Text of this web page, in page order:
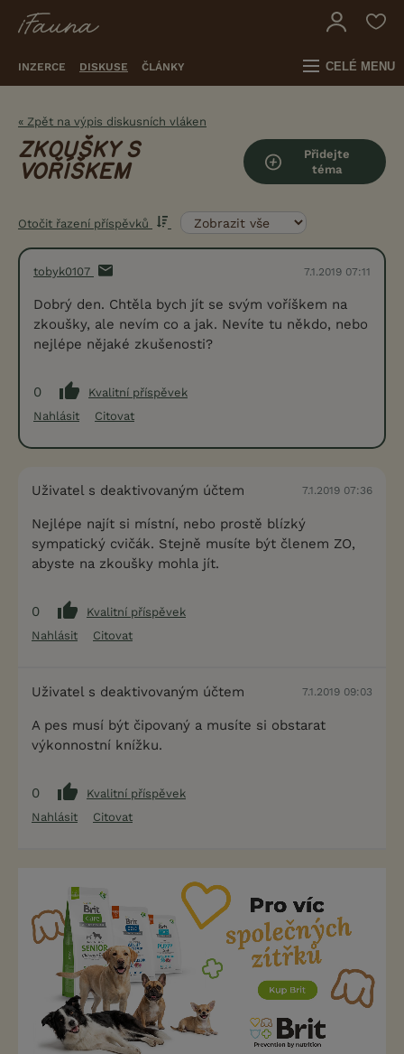
INZERCE DISKUSE ČLÁNKY CELÉ MENU
« Zpět na výpis diskusních vláken
ZKOUŠKY S
VOŘÍŠKEM
Přidejte
téma
Otočit řazení příspěvků
tobyk0107 7.1.2019 07:11
Dobrý den. Chtěla bych jít se svým voříškem na
zkoušky, ale nevím co a jak. Nevíte tu někdo, nebo
nejlépe nějaké zkušenosti?
0
Kvalitní příspěvek
Nahlásit
Citovat
Uživatel s deaktivovaným účtem 7.1.2019 07:36
Nejlépe najít si místní, nebo prostě blízký
sympatický cvičák. Stejně musíte být členem ZO,
abyste na zkoušky mohla jít.
0
Kvalitní příspěvek
Nahlásit
Citovat
Uživatel s deaktivovaným účtem 7.1.2019 09:03
A pes musí být čipovaný a musíte si obstarat
výkonnostní knížku.
0
Kvalitní příspěvek
Nahlásit
Citovat